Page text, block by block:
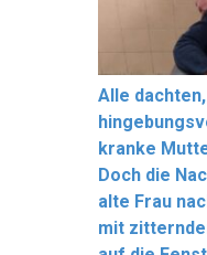
Alle
kranke
Doch die
alte Frau
mit